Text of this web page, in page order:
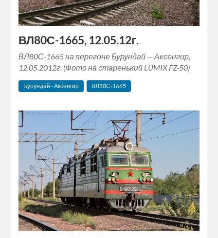
ВЛ80С-1665, 12.05.12г.
ВЛ80С-1665 на перегоне Бурундай — Аксенгир,
12.05.2012г. (Фото на старенький LUMIX FZ-50)
Бурундай - Аксенгир ВЛ80С-1665